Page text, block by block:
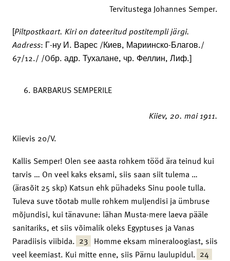
Tervitustega Johannes Semper.
[Piltpostkaart. Kiri on dateeritud postitempli järgi.
Aadress: Г-ну И. Варес /Киев, Мариинско-Благов./
67/12./ /Oбр. адр. Тухалане, чр. Феллин, Лиф.]
BARBARUS SEMPERILE
Kiiev, 20. mai 1911.
Kiievis 20/V.
Kallis Semper! Olen see aasta rohkem tööd ära teinud kui
tarvis … On veel kaks eksami, siis saan siit tulema …
(ärasõit 25 skp) Katsun ehk pühadeks Sinu poole tulla.
Tuleva suve tõotab mulle rohkem muljendisi ja ümbruse
mõjundisi, kui tänavune: lähan Musta-mere laeva pääle
sanitariks, et siis võimalik oleks Egyptuses ja Vanas
Paradiisis viibida. 23 Homme eksam mineraloogiast, siis
veel keemiast. Kui mitte enne, siis Pärnu laulupidul. 24